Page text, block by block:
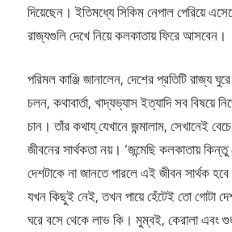
দিয়েছেন। ইতিমধ্যে সিকিম নেপাল পেরিয়ে
রাজ্যগুলি দেখে নিয়ে কলকাতায় ফিরে আসবেন।
পরিমল কাঞ্জি জানালেন, দেশের প্রতিটি রাজ্য
চলন, কথাবার্তা, খাদ্যভ্যাস ইত্যাদি সব বিষয়ে
চান। তাঁর কথায্‌ যেখানে জন্মালাম, সেখানেই
জীবনের সার্থকতা নয়। ‘জন্মেছি কলকাতায়
দেশটাকে না জানতে পারলে এই জীবন সার্থক
যখন কিছুই নেই, তখন পায়ে হেঁটেই তো গোটা
ঘরে বসে থেকে লাভ কি। মুম্বই, কেরালা এবং